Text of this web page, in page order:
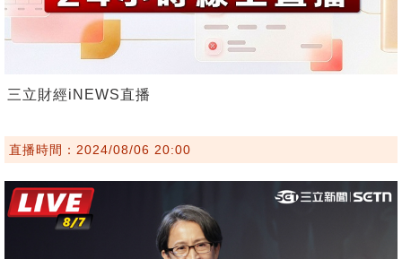
三立財經iNEWS直播
直播時間：2024/08/06 20:00